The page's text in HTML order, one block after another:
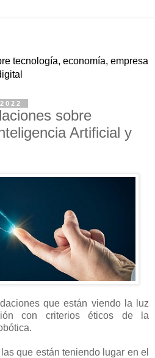
tecnología, economía, empresa
sobre
Artificial y
que están viendo la luz
con criterios éticos de la
que están teniendo lugar en el